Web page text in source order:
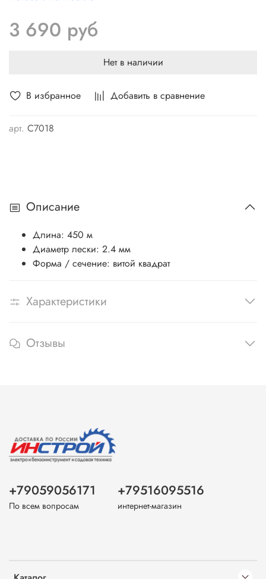
В избранное Добавить в сравнение
арт. C7018
3 690 руб
Нет в наличии
Описание
Длина: 450 м
Диаметр лески: 2.4 мм
Форма / сечение: витой квадрат
Характеристики
Отзывы
+79059056171
По всем вопросам
+79516095516
интернет-магазин